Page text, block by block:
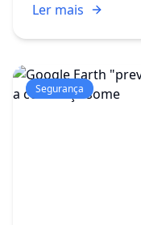
vínculos
inteligência
Ler mais
Segurança